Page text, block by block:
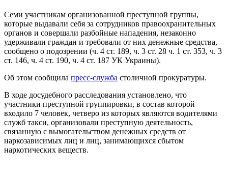
Семи участникам организованной преступной группы,
которые выдавали себя за сотрудников правоохранительных
органов и совершали разбойные нападения, незаконно
удерживали граждан и требовали от них денежные средства,
сообщено о подозрении (ч. 4 ст. 189, ч. 3 ст. 28 ч. 1 ст. 353, ч. 3
ст. 146, ч. 4 ст. 190, ч. 4 ст. 187 УК Украины).
Об этом сообщила пресс-служба столичной прокуратуры.
В ходе досудебного расследования установлено, что
участники преступной группировки, в состав которой
входило 7 человек, четверо из которых являются водителями
служб такси, организовали преступную деятельность,
связанную с вымогательством денежных средств от
наркозависимых лиц и лиц, занимающихся сбытом
наркотических веществ.